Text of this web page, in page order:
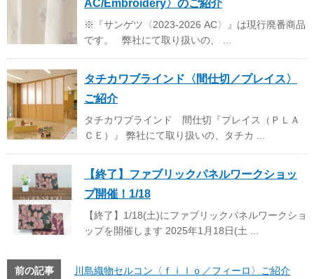
AC/Embroidery〉のご紹介
※『サンゲツ〈2023-2026 AC〉』は現行廃番商品
です。 弊社にて取り扱いの、 ...
タチカワブラインド〈間仕切／プレイス〉
ご紹介
タチカワブラインド 間仕切『プレイス（ＰＬＡ
ＣＥ）』 弊社にて取り扱いの、タチカ ...
【終了】ファブリックパネルワークショッ
プ開催！1/18
【終了】1/18(土)にファブリックパネルワークショ
ップを開催します 2025年1月18日(土 ...
前の記事 川島織物セルコン〈ｆｉｌｏ／フィーロ〉ご紹介